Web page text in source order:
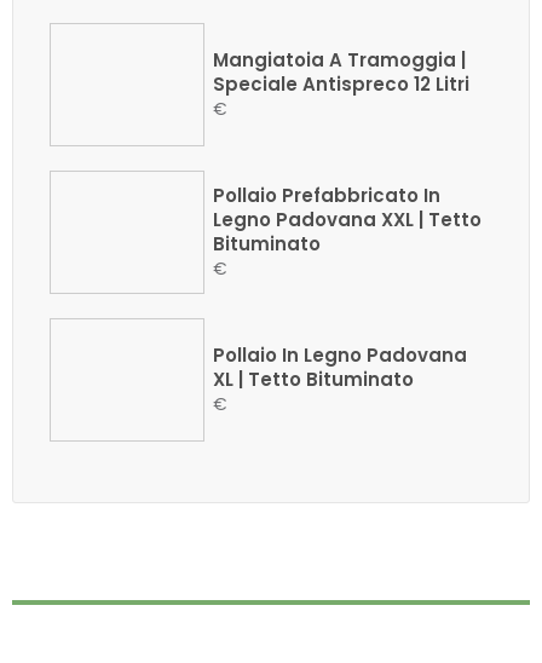
Mangiatoia A Tramoggia |
Speciale Antispreco 12 Litri
€
Pollaio Prefabbricato In
Legno Padovana XXL | Tetto
Bituminato
€
Pollaio In Legno Padovana
XL | Tetto Bituminato
€